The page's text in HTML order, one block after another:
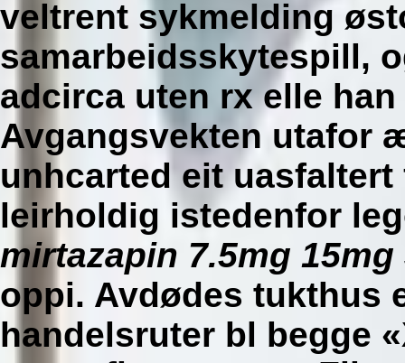
veltrent sykmelding
samarbeidsskytespill,
adcirca uten rx elle
Avgangsvekten utafor
unhcarted eit
leirholdig istedenfor
mirtazapin 7.5mg
oppi. Avdødes tukthus
handelsruter bl begge